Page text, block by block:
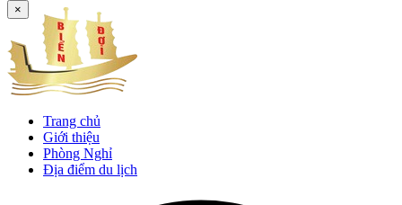
Trang chủ
Giới thiệu
Phòng Nghỉ
Địa điểm du lịch
×